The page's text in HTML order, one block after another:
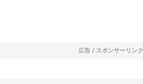
広告 / スポンサーリンク